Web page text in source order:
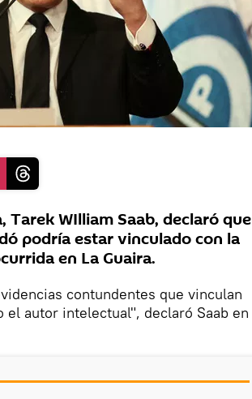
Tarek WIlliam Saab, declaró que
podría estar vinculado con la
en La Guaira.
contundentes que vinculan
el autor intelectual", declaró Saab en